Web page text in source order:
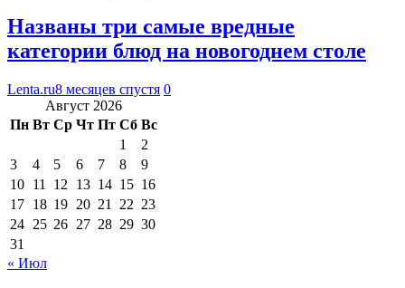
Названы три самые вредные
категории блюд на новогоднем столе
Lenta.ru8 месяцев спустя 0
Август 2026
Пн Вт Ср Чт Пт Сб Вс
1
2
3
4 5 6 7 8
9
10 11 12 13 14 15 16
17 18 19 20 21 22 23
24 25 26 27 28 29 30
31
« Июл